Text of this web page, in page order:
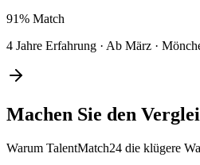
91% Match
4 Jahre Erfahrung · Ab März ·
Machen Sie den
Warum TalentMatch24 die klügere